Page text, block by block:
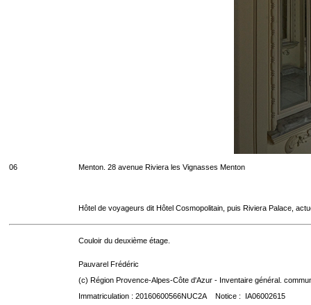
06 Menton. 28 avenue Riviera les Vignasses Menton
Hôtel de voyageurs dit Hôtel Cosmopolitain, puis Riviera Palace,
Couloir du deuxième étage.
Pauvarel Frédéric
(c) Région Provence-Alpes-Côte d'Azur - Inventaire général.
Immatriculation : 20160600566NUC2A Notice : IA06002615